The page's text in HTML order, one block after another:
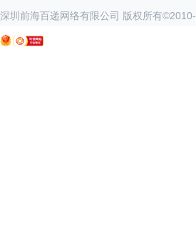
深圳前海百递网络有限公司 版权所有©2010-